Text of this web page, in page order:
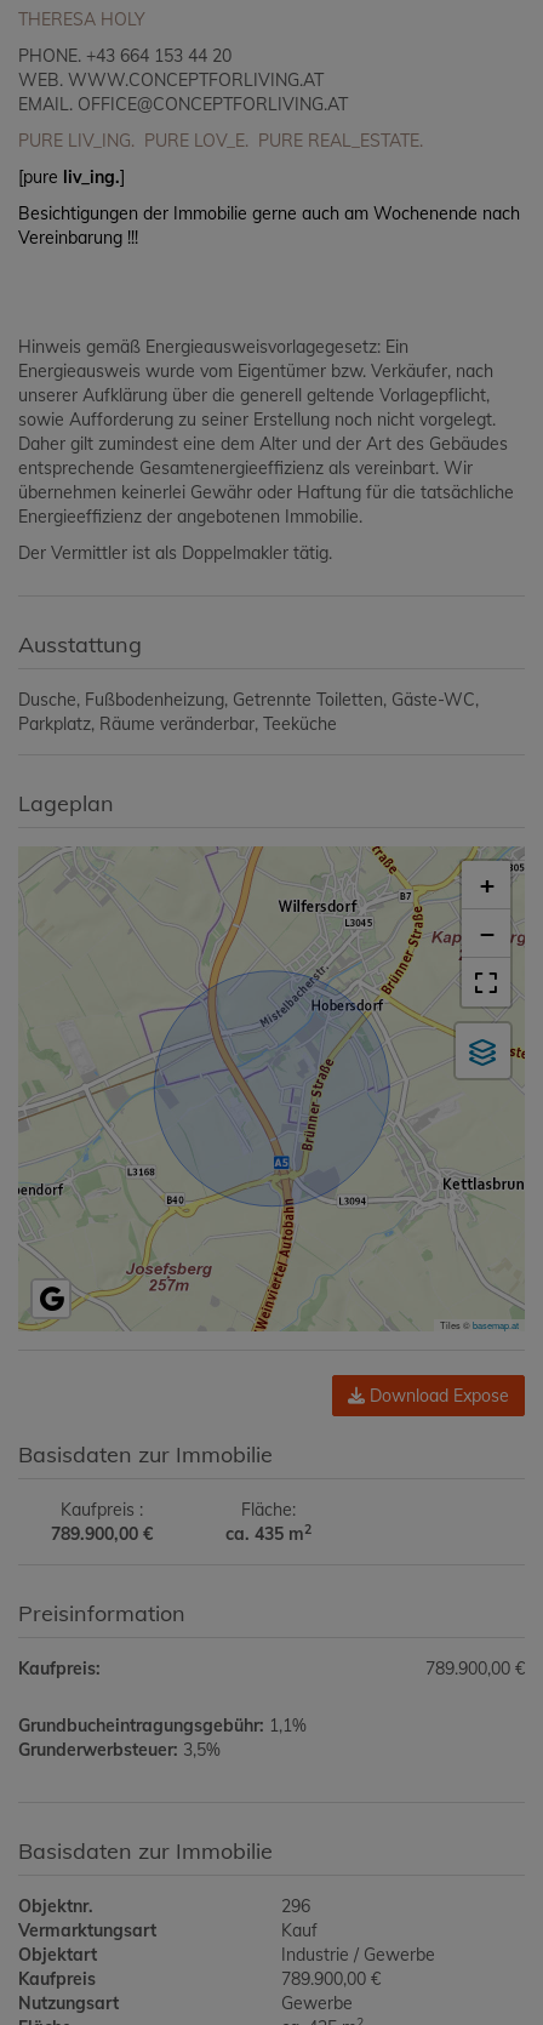
THERESA HOLY
PHONE. +43 664 153 44 20
WEB. WWW.CONCEPTFORLIVING.AT
EMAIL. OFFICE@CONCEPTFORLIVING.AT
PURE LIV_ING. PURE LOV_E. PURE REAL_ESTATE.
[pure liv_ing.]
Besichtigungen der Immobilie gerne auch am Wochenende nach
Vereinbarung !!!
Hinweis gemäß Energieausweisvorlagegesetz: Ein
Energieausweis wurde vom Eigentümer bzw. Verkäufer, nach
unserer Aufklärung über die generell geltende Vorlagepflicht,
sowie Aufforderung zu seiner Erstellung noch nicht vorgelegt.
Daher gilt zumindest eine dem Alter und der Art des Gebäudes
entsprechende Gesamtenergieeffizienz als vereinbart. Wir
übernehmen keinerlei Gewähr oder Haftung für die tatsächliche
Energieeffizienz der angebotenen Immobilie.
Der Vermittler ist als Doppelmakler tätig.
Ausstattung
Dusche Fußbodenheizung Getrennte Toiletten Gäste-WC
Parkplatz Räume veränderbar Teeküche
Lageplan
+
−
Tiles ©basemap.at
Download Expose
Basisdaten zur Immobilie
Kaufpreis
789.900,00 €
Fläche
ca. 435 m2
Preisinformation
Kaufpreis: 789.900,00 €
Grundbucheintragungsgebühr: 1,1%
Grunderwerbsteuer: 3,5%
Basisdaten zur Immobilie
Objektnr.
296
Vermarktungsart
Kauf
Objektart
Industrie / Gewerbe
Kaufpreis
789.900,00 €
Nutzungsart
Gewerbe